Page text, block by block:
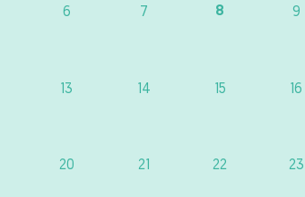
6 7 8 9
13 14 15 16
20 21 22 23